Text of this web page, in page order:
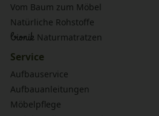
Vom Baum zum Möbel
Natürliche Rohstoffe
bionik Naturmatratzen
Service
Aufbauservice
Aufbauanleitungen
Möbelpflege